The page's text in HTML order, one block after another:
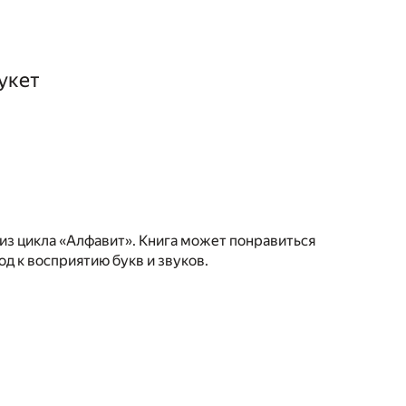
цикла «Алфавит». Книга может понравиться
к восприятию букв и звуков.